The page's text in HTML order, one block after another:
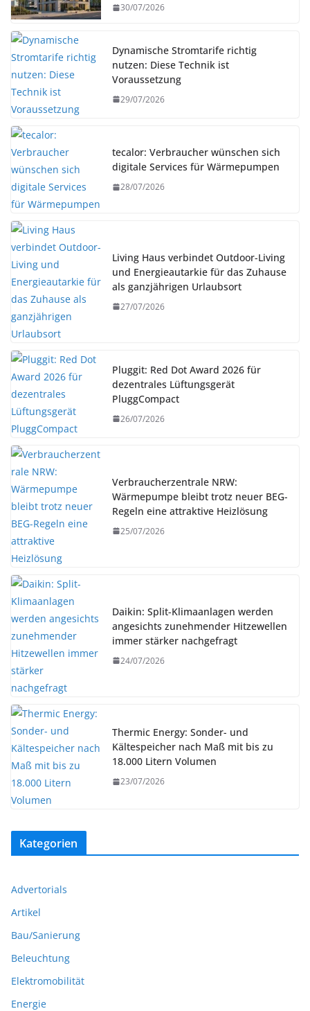
30/07/2026
Dynamische Stromtarife richtig
nutzen: Diese Technik ist
Voraussetzung
29/07/2026
tecalor: Verbraucher wünschen sich
digitale Services für Wärmepumpen
28/07/2026
Living Haus verbindet Outdoor-Living
und Energieautarkie für das Zuhause
als ganzjährigen Urlaubsort
27/07/2026
Pluggit: Red Dot Award 2026 für
dezentrales Lüftungsgerät
PluggCompact
26/07/2026
Verbraucherzentrale NRW:
Wärmepumpe bleibt trotz neuer BEG-
Regeln eine attraktive Heizlösung
25/07/2026
Daikin: Split-Klimaanlagen werden
angesichts zunehmender Hitzewellen
immer stärker nachgefragt
24/07/2026
Thermic Energy: Sonder- und
Kältespeicher nach Maß mit bis zu
18.000 Litern Volumen
23/07/2026
Kategorien
Advertorials
Artikel
Bau/Sanierung
Beleuchtung
Elektromobilität
Energie